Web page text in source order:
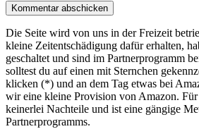
Die Seite wird von uns in der Freizeit
kleine Zeitentschädigung dafür erhalten,
geschaltet und sind im Partnerprogramm
solltest du auf einen mit Sternchen
klicken (*) und an dem Tag etwas bei
wir eine kleine Provision von Amazon. Für
keinerlei Nachteile und ist eine gängige
Partnerprogramms.